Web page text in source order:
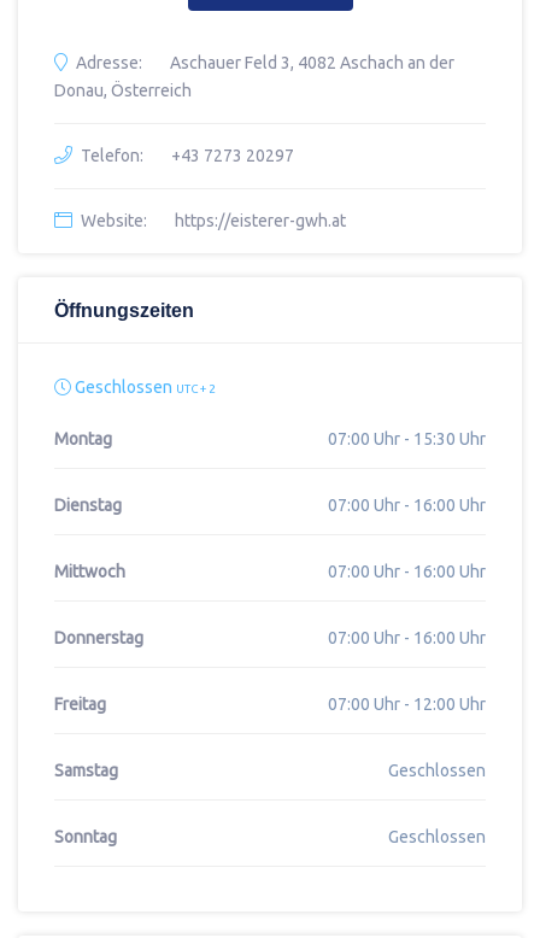
Adresse:
Aschauer Feld 3, 4082 Aschach an der
Donau, Österreich
Telefon: +43 7273 20297
Website: https://eisterer-gwh.at
Öffnungszeiten
Geschlossen UTC + 2
Montag 07:00 Uhr - 15:30 Uhr
Dienstag 07:00 Uhr - 16:00 Uhr
Mittwoch 07:00 Uhr - 16:00 Uhr
Donnerstag 07:00 Uhr - 16:00 Uhr
Freitag 07:00 Uhr - 12:00 Uhr
Samstag Geschlossen
Sonntag Geschlossen